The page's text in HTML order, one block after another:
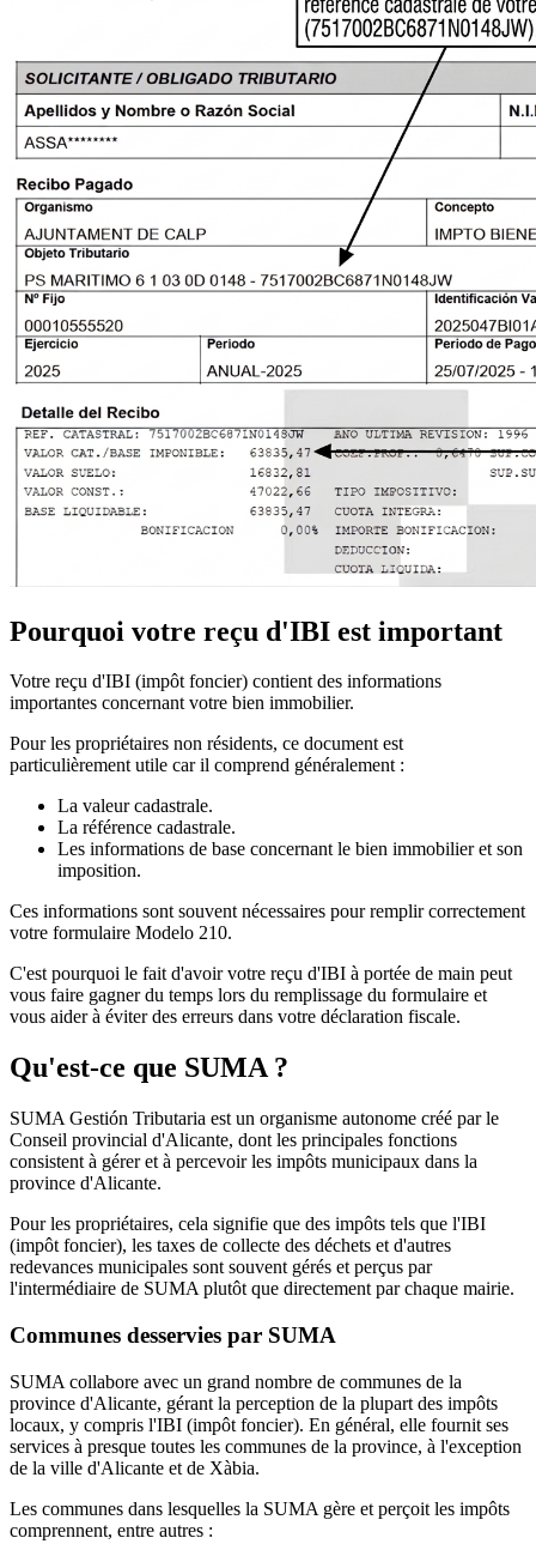
Pourquoi votre reçu d'IBI est important
Votre reçu d'IBI (impôt foncier) contient des informations
importantes concernant votre bien immobilier.
Pour les propriétaires non résidents, ce document est
particulièrement utile car il comprend généralement :
La valeur cadastrale.
La référence cadastrale.
Les informations de base concernant le bien immobilier et son
imposition.
Ces informations sont souvent nécessaires pour remplir correctement
votre formulaire Modelo 210.
C'est pourquoi le fait d'avoir votre reçu d'IBI à portée de main peut
vous faire gagner du temps lors du remplissage du formulaire et
vous aider à éviter des erreurs dans votre déclaration fiscale.
Qu'est-ce que SUMA ?
SUMA Gestión Tributaria est un organisme autonome créé par le
Conseil provincial d'Alicante, dont les principales fonctions
consistent à gérer et à percevoir les impôts municipaux dans la
province d'Alicante.
Pour les propriétaires, cela signifie que des impôts tels que l'IBI
(impôt foncier), les taxes de collecte des déchets et d'autres
redevances municipales sont souvent gérés et perçus par
l'intermédiaire de SUMA plutôt que directement par chaque mairie.
Communes desservies par SUMA
SUMA collabore avec un grand nombre de communes de la
province d'Alicante, gérant la perception de la plupart des impôts
locaux, y compris l'IBI (impôt foncier). En général, elle fournit ses
services à presque toutes les communes de la province, à l'exception
de la ville d'Alicante et de Xàbia.
Les communes dans lesquelles la SUMA gère et perçoit les impôts
comprennent, entre autres :